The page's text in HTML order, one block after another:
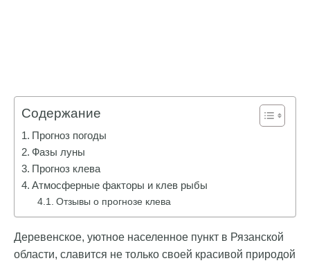
Содержание
Прогноз погоды
Фазы луны
Прогноз клева
Атмосферные факторы и клев рыбы
Отзывы о прогнозе клева
Деревенское, уютное населенное пункт в Рязанской
области, славится не только своей красивой природой